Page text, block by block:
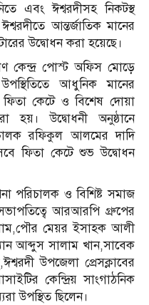
এবং ঈশ্বরদীসহ নিকটস্থ
আন্তর্জাতিক মানের
উদ্বোধন করা হয়েছে।
কেন্দ্র পোস্ট অফিস মোড়ে
আধুনিক মানের
ফিতা কেটে ও বিশেষ দোয়া
হয়। উদ্বোধনী অনুষ্ঠানে
রফিকুল আলমের দাদি
ফিতা কেটে শুভ উদ্বোধন
পরিচালক ও বিশিষ্ট সমাজ
আরআরপি গ্রুপের
মেয়র ইসাহক আলী
আব্দুস সালাম খান,সাবেক
উপজেলা প্রেসক্লাবের
কেন্দ্রিয় সাংগাঠনিক
উপস্থিত ছিলেন।